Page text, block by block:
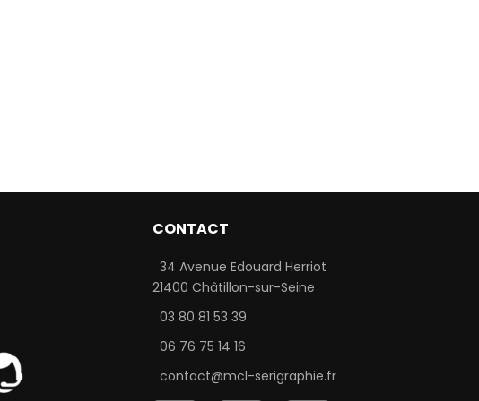
CONTACT
34 Avenue Edouard Herriot
21400 Châtillon-sur-Seine
03 80 81 53 39
06 76 75 14 16
contact@mcl-serigraphie.fr